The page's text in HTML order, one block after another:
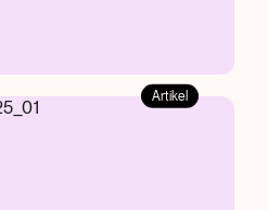
Artikel